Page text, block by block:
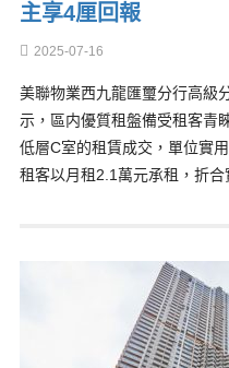
主享4厘回報
2025-07-16
美聯物業西九龍匯璽分行高級
示，區内優質租盤備受租客青
低層C室的租賃成交，單位實
租客以月租2.1萬元承租，折